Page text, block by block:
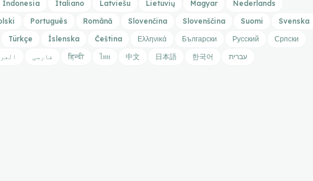
Indonesia Italiano Latviešu Lietuvių Magyar
Nederlands
Português Română Slovenčina Slovenščina Suomi
Svenska
Türkçe Íslenska Čeština Ελληνικά Български Русский
Српски
فارسی हिन्दी ไทย 中文 日本語 한국어 עברית